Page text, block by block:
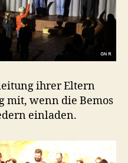
ihrer Eltern
mit, wenn die Bemos
einladen.